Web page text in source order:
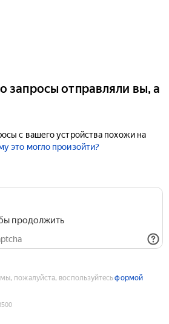
запросы отправляли вы, а
с вашего устройства похожи на
это могло произойти?
продолжить
пожалуйста, воспользуйтесьформой